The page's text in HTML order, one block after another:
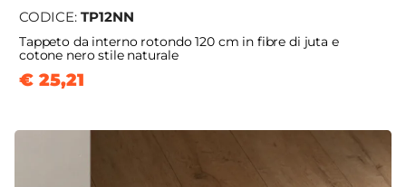
CODICE: TP12NN
Tappeto da interno rotondo 120 cm in fibre di juta e
cotone nero stile naturale
€ 25,21